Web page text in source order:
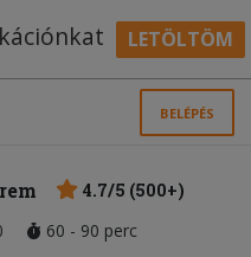
LETÖLTÖM
BELÉPÉS
4.7/5 (500+)
60 - 90 perc